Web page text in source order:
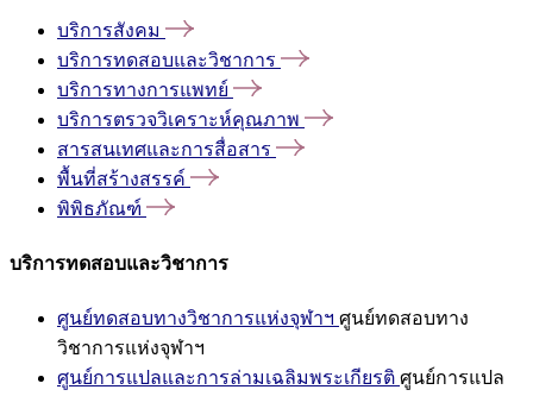
บริการสังคม
บริการทดสอบและวิชาการ
บริการทางการแพทย์
บริการตรวจวิเคราะห์คุณภาพ
สารสนเทศและการสื่อสาร
พื้นที่สร้างสรรค์
พิพิธภัณฑ์
บริการทดสอบและวิชาการ
ศูนย์ทดสอบทางวิชาการแห่งจุฬาฯ ศูนย์ทดสอบทาง
วิชาการแห่งจุฬาฯ
ศูนย์การแปลและการล่ามเฉลิมพระเกียรติ ศูนย์การแปล